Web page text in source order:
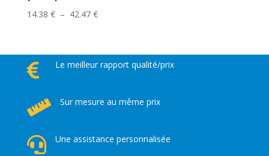
14.38 € – 42.47 €Plage
14.38 €
à
 Le meilleur rapport qualité/prix
 Sur mesure au même prix
 Une assistance personnalisée